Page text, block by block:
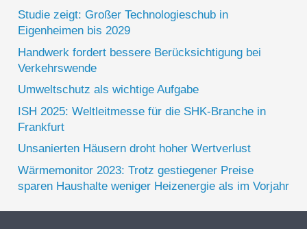
Studie zeigt: Großer Technologieschub in
Eigenheimen bis 2029
Handwerk fordert bessere Berücksichtigung bei
Verkehrswende
Umweltschutz als wichtige Aufgabe
ISH 2025: Weltleitmesse für die SHK-Branche in
Frankfurt
Unsanierten Häusern droht hoher Wertverlust
Wärmemonitor 2023: Trotz gestiegener Preise
sparen Haushalte weniger Heizenergie als im Vorjahr